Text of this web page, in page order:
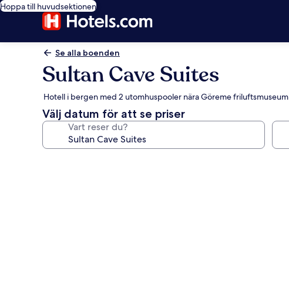
Hoppa till huvudsektionen
Se alla boenden
Sultan Cave Suites
Hotell i bergen med 2 utomhuspooler nära Göreme friluftsmuseum
Välj datum för att se priser
Vart reser du?